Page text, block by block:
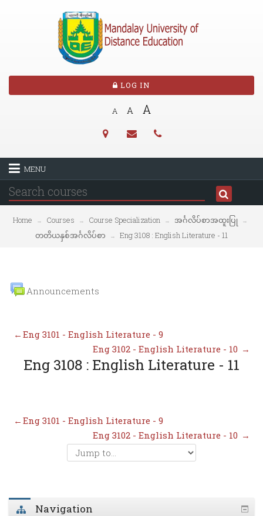
LOG IN
A A A
MENU
Home → Courses → Course Specialization → အင်္ဂလိပ်စာအထူးပြု →
တတိယနှစ်အင်္ဂလိပ်စာ → Eng 3108 : English Literature - 11
Announcements
← Eng 3101 - English Literature - 9
Eng 3102 - English Literature - 10 →
Eng 3108 : English Literature - 11
← Eng 3101 - English Literature - 9
Eng 3102 - English Literature - 10 →
Navigation